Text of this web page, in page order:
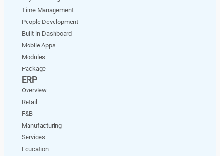
Time Management
People Development
Built-in Dashboard
Mobile Apps
Modules
Package
ERP
Overview
Retail
F&B
Manufacturing
Services
Education